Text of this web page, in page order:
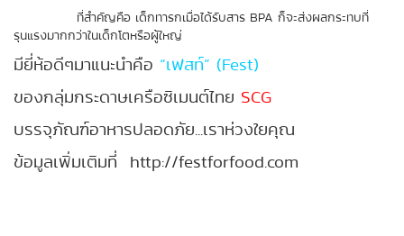
ที่สำคัญคือ เด็กทารกเมื่อได้รับสาร BPA ก็จะส่งผลกระทบที่
รุนแรงมากกว่าในเด็กโตหรือผู้ใหญ่
มียี่ห้อดีๆมาแนะนำคือ “เฟสท์” (Fest)
ของกลุ่มกระดาษเครือซิเมนต์ไทย SCG
บรรจุภัณฑ์อาหารปลอดภัย...เราห่วงใยคุณ
ข้อมูลเพิ่มเติมที่ http://festforfood.com